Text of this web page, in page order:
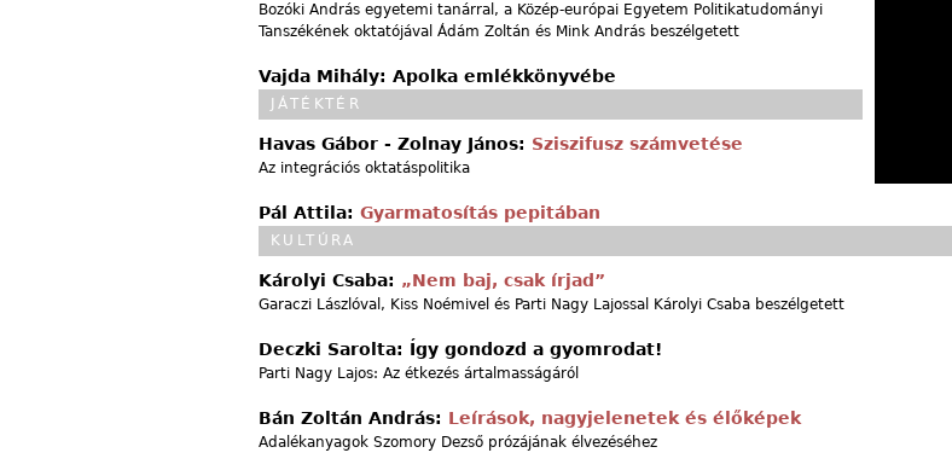
Bozóki András egyetemi tanárral, a Közép-európai Egyetem Politikatudományi
Tanszékének oktatójával Ádám Zoltán és Mink András beszélgetett
Vajda Mihály: Apolka emlékkönyvébe
JÁTÉKTÉR
Havas Gábor - Zolnay János: Sziszifusz számvetése
Az integrációs oktatáspolitika
Pál Attila: Gyarmatosítás pepitában
KULTÚRA
Károlyi Csaba: „Nem baj, csak írjad”
Garaczi Lászlóval, Kiss Noémivel és Parti Nagy Lajossal Károlyi Csaba beszélgetett
Deczki Sarolta: Így gondozd a gyomrodat!
Parti Nagy Lajos: Az étkezés ártalmasságáról
Bán Zoltán András: Leírások, nagyjelenetek és élőképek
Adalékanyagok Szomory Dezső prózájának élvezéséhez